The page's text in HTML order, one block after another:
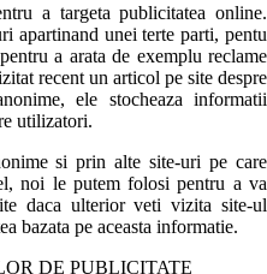
a targeta publicitatea online.
apartinand unei terte parti, pentu
a arata de exemplu reclame
recent un articol pe site despre
ele stocheaza informatii
utilizatori.
si prin alte site-uri pe care
noi le putem folosi pentru a va
daca ulterior veti vizita site-ul
bazata pe aceasta informatie.
DE PUBLICITATE